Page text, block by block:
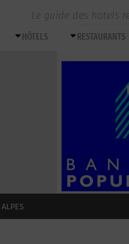
Le guide des hotels
HÔTELS RESTAURANTS